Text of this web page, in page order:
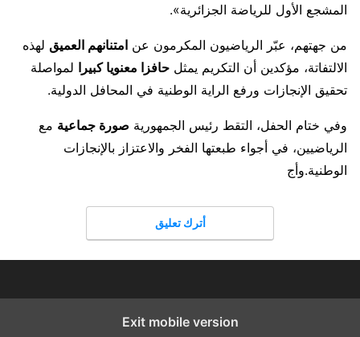
المشجع الأول للرياضة الجزائرية».
من جهتهم، عبّر الرياضيون المكرمون عن امتنانهم العميق لهذه
الالتفاتة، مؤكدين أن التكريم يمثل حافزا معنويا كبيرا لمواصلة
تحقيق الإنجازات ورفع الراية الوطنية في المحافل الدولية.
وفي ختام الحفل، التقط رئيس الجمهورية صورة جماعية مع
الرياضيين، في أجواء طبعتها الفخر والاعتزاز بالإنجازات
الوطنية.وأج
أترك تعليق
Exit mobile version